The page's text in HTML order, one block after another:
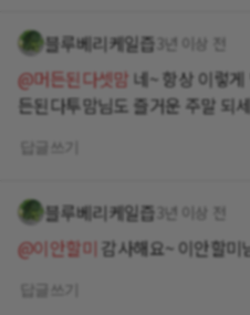
블루베리케일즙 3년 이상 전
@머든된다셋맘 네~ 항상 이렇
든된다투맘님도 즐거운 주말 되
블루베리케일즙 3년 이상 전
@이안할미 감사해요~ 이안할